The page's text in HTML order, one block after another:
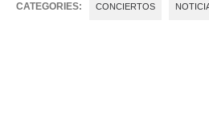
CATEGORIES: CONCIERTOS